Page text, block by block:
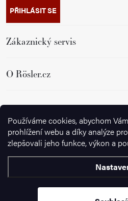
Používáme cookies, abychom
prohlížení webu a díky analýze
zlepšovali jeho funkce, výkon a
PŘIHLÁSIT SE
Zákaznický servis
O Rösler.cz
Sledujte